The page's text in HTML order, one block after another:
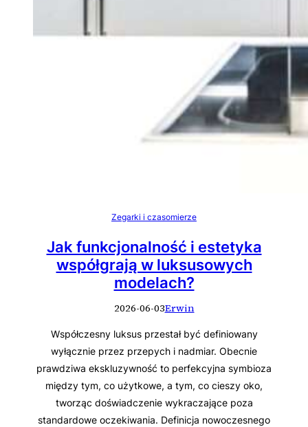
Zegarki i czasomierze
Jak funkcjonalność i estetyka
współgrają w luksusowych
modelach?
2026-06-03Erwin
Współczesny luksus przestał być definiowany
wyłącznie przez przepych i nadmiar. Obecnie
prawdziwa ekskluzywność to perfekcyjna symbioza
między tym, co użytkowe, a tym, co cieszy oko,
tworząc doświadczenie wykraczające poza
standardowe oczekiwania. Definicja nowoczesnego